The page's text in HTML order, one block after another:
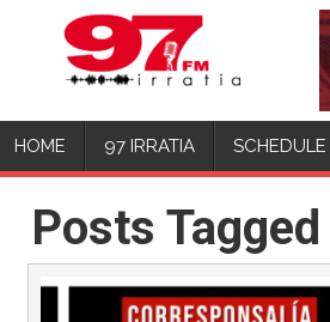
HOME 97 IRRATIA SCHEDULE
Posts